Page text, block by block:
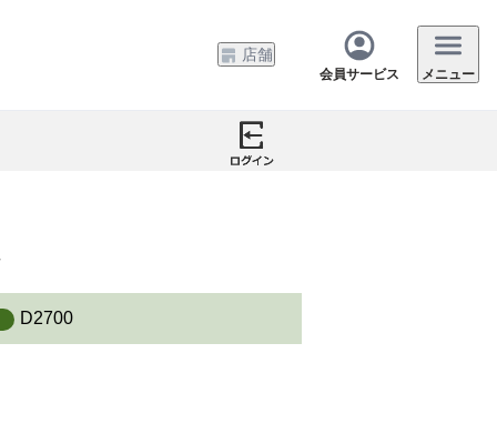
店舗
会員サービス メニュー
D2700